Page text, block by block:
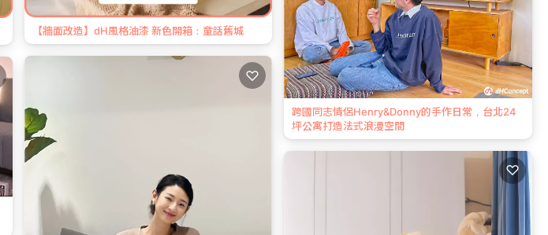
【牆面改造】dH風格油漆 新色開箱：童話舊城
♡
跨國同志情侶Henry&Donny的手作日常，台北24
坪公寓打造法式浪漫空間
♡